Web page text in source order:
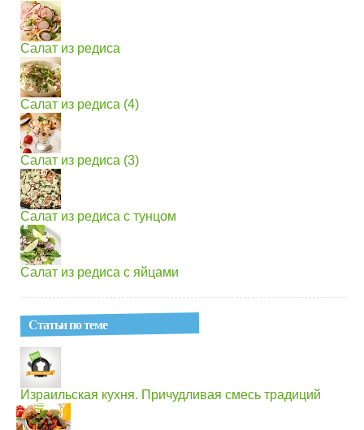
Салат из редиса
Салат из редиса (4)
Салат из редиса (3)
Салат из редиса с тунцом
Салат из редиса с яйцами
Статьи по теме
Израильская кухня. Причудливая смесь традиций